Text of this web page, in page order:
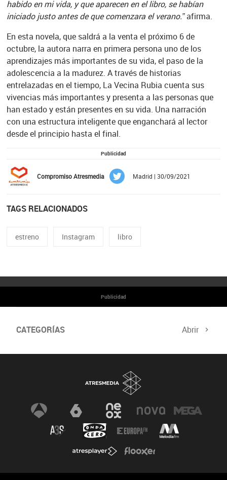
habido en mi vida, y que aparecen en el libro, se habían
iniciado justo antes de que comenzara el verano.”afirma.
En esta novela, que saldrá a la venta el próximo 6 de
octubre, la autora narra en primera persona uno de los
aprendizajes más importantes de su vida, el paso de la
adolescencia a la madurez. A través de historias
entrelazadas en el tiempo, La Vecina Rubia cuenta sus
vivencias más importantes y presenta a las personas que
han estado y están presentes en su vida. Una narración
con una estructura inteligente que enganchará al lector
desde el principio hasta el final.
Publicidad
Compromiso Atresmedia Madrid | 30/09/2021
TAGS RELACIONADOS
estreno Instagram libro
Publicidad
CATEGORÍAS Abrir